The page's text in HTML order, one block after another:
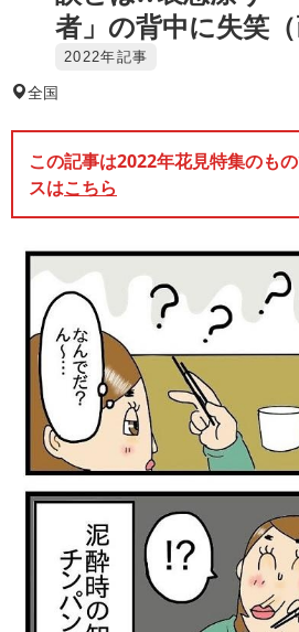
者」の背中に失笑
2022年記事
全国
この記事は2022年花見特集のも
スはこちら